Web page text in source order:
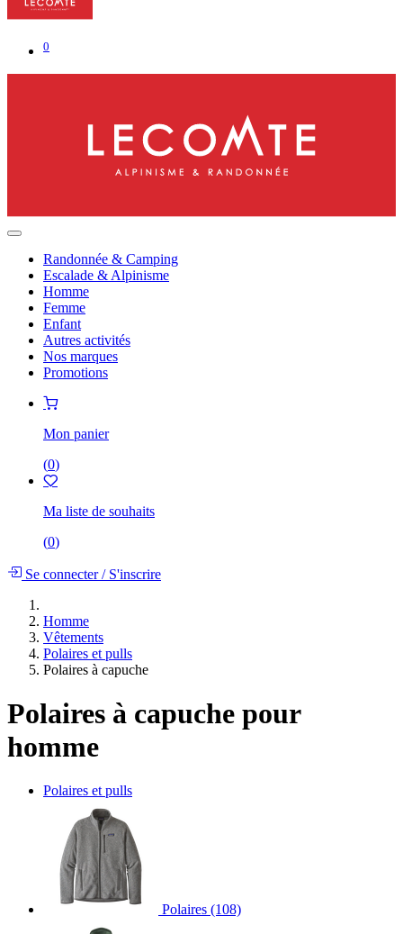
0
Randonnée & Camping
Escalade & Alpinisme
Homme
Femme
Enfant
Autres activités
Nos marques
Promotions
Mon panier
(0)
Ma liste de souhaits
(0)
Se connecter/S'inscrire
Homme
Vêtements
Polaires et pulls
Polaires à capuche
Polaires à capuche pour
homme
Polaires et pulls
Polaires (108)